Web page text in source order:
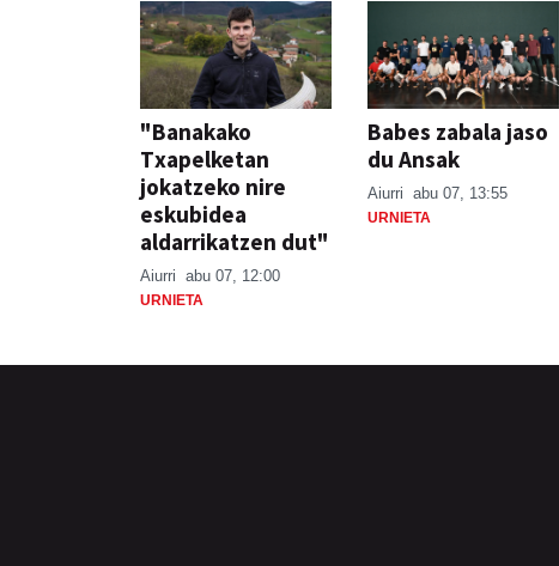
"Banakako
Txapelketan
jokatzeko nire
eskubidea
aldarrikatzen dut"
Aiurri abu 07, 12:00
URNIETA
Babes zabala jaso
du Ansak
Aiurri abu 07, 13:55
URNIETA